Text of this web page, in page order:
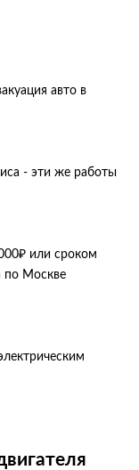
авто в
- эти же работы
или сроком
по Москве